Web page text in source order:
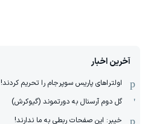
آخرین اخبار
اولتراهای پاریس سوپرجام را تحریم کردند!
گل دوم آرسنال به دورتموند (گیوکرش)
خیبر: این صفحات ربطی به ما ندارند!